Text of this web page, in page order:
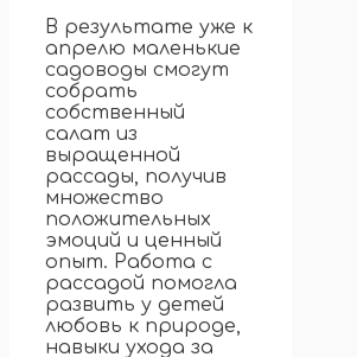
В результате уже к
апрелю маленькие
садоводы смогут
собрать
собственный
салат из
выращенной
рассады, получив
множество
положительных
эмоций и ценный
опыт. Работа с
рассадой помогла
развить у детей
любовь к природе,
навыки ухода за